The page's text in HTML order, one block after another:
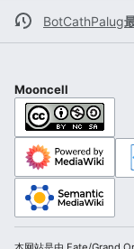
BotCathPalug
Mooncell